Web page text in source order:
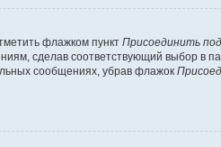
флажком пункт Присоединить
сделав соответствующий выбор в
сообщениях, убрав флажок